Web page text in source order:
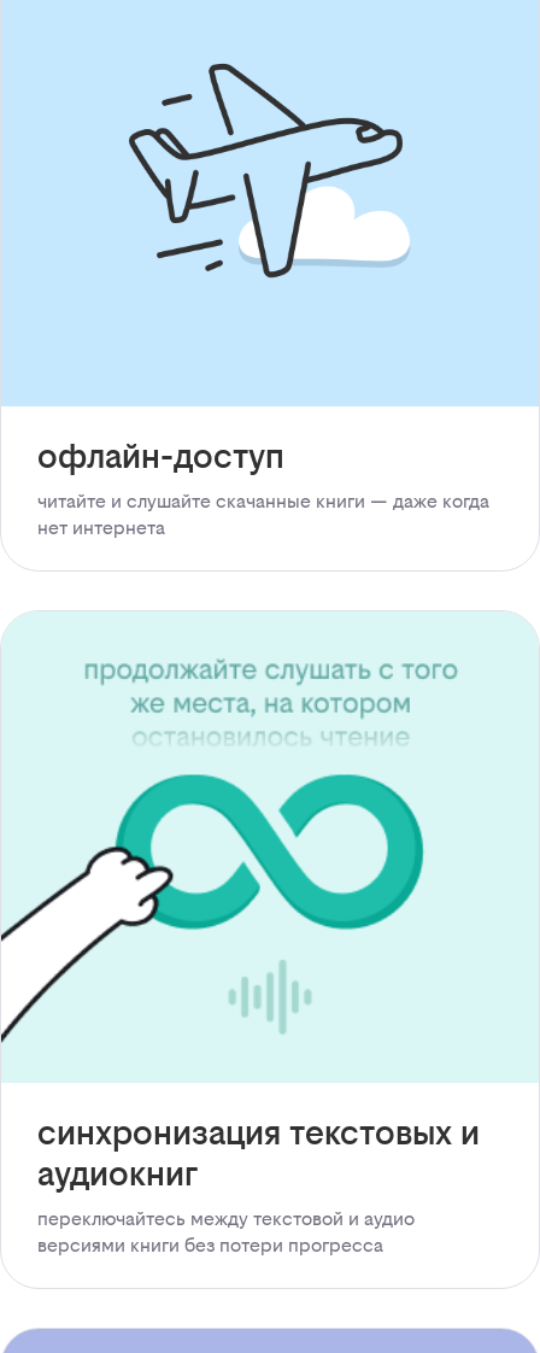
офлайн-доступ
читайте и слушайте скачанные книги — даже когда
нет интернета
синхронизация текстовых и
аудиокниг
переключайтесь между текстовой и аудио
версиями книги без потери прогресса